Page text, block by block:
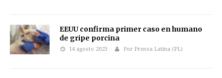
EEUU confirma primer caso en humano
de gripe porcina
14 agosto 2023 Por Prensa Latina (PL)